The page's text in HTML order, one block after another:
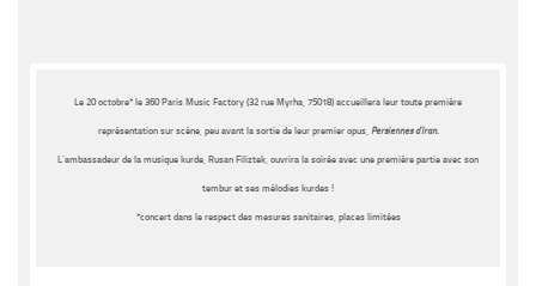
Le 20 octobre* le 360 Paris Music Factory (32 rue Myrha, 75018) accueillera leur toute première
représentation sur scène, peu avant la sortie de leur premier opus, Persiennes d’Iran.
L’ambassadeur de la musique kurde, Rusan Filiztek, ouvrira la soirée avec une première partie avec son
tembur et ses mélodies kurdes !
*concert dans le respect des mesures sanitaires, places limitées